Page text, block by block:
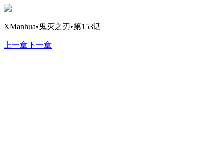
XManhua•鬼灭之刃•第153话
上一章下一章